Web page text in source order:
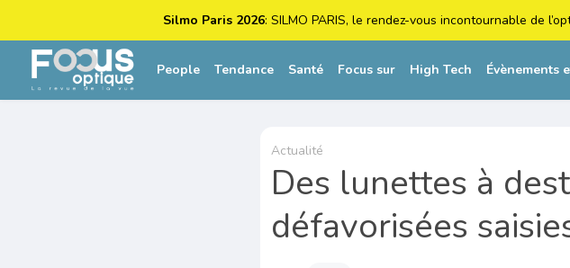
Silmo Paris 2026: SILMO PARIS, le rendez-vous incontournable de
People Tendance Santé Focus sur High Tech Évènements
Actualité
Des lunettes à
défavorisées